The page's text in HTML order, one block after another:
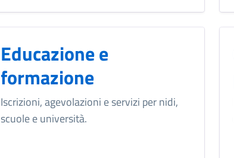
Educazione e
formazione
Iscrizioni, agevolazioni e servizi per nidi,
scuole e università.